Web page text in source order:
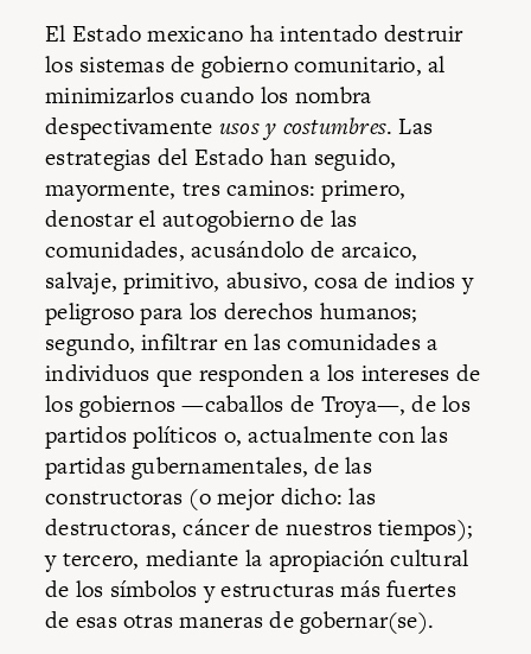
El Estado mexicano ha intentado destruir
los sistemas de gobierno comunitario, al
minimizarlos cuando los nombra
despectivamente usos y costumbres. Las
estrategias del Estado han seguido,
mayormente, tres caminos: primero,
denostar el autogobierno de las
comunidades, acusándolo de arcaico,
salvaje, primitivo, abusivo, cosa de indios y
peligroso para los derechos humanos;
segundo, infiltrar en las comunidades a
individuos que responden a los intereses de
los gobiernos —caballos de Troya—, de los
partidos políticos o, actualmente con las
partidas gubernamentales, de las
constructoras (o mejor dicho: las
destructoras, cáncer de nuestros tiempos);
y tercero, mediante la apropiación cultural
de los símbolos y estructuras más fuertes
de esas otras maneras de gobernar(se).